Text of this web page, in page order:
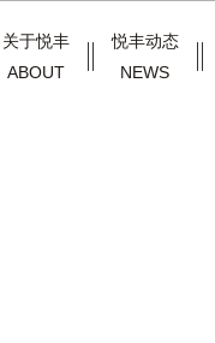
关于悦丰
ABOUT
悦丰动态
NEWS